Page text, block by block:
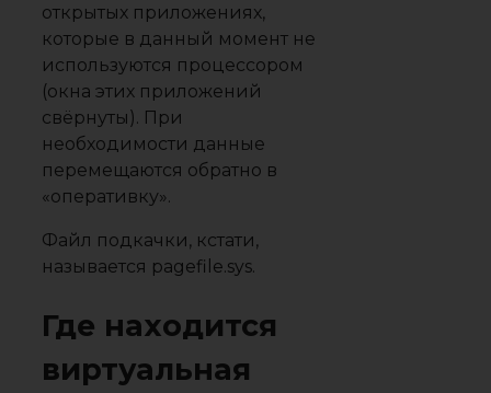
открытых приложениях,
которые в данный момент не
используются процессором
(окна этих приложений
свёрнуты). При
необходимости данные
перемещаются обратно в
«оперативку».
Файл подкачки, кстати,
называется pagefile.sys.
Где находится
виртуальная